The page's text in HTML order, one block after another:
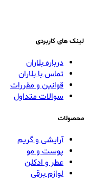
لینک های کاربردی
درباره بلاران
تماس با بلاران
قوانین و مقررات
سوالات متداول
محصولات
آرایشی و گریم
پوست و مو
عطر و ادکلن
لوازم برقی